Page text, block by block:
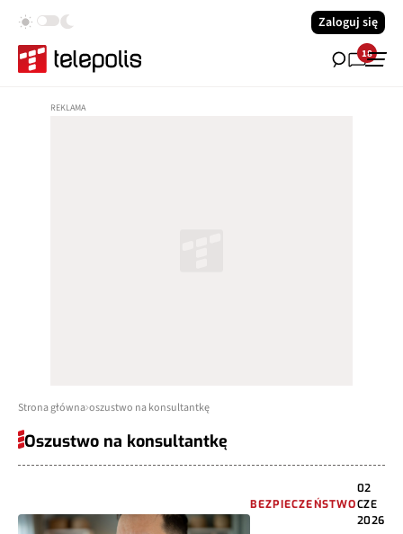
Zaloguj się
18
Strona główna oszustwo na konsultantkę
Oszustwo na konsultantkę
BEZPIECZEŃSTWO
02
CZE
2026